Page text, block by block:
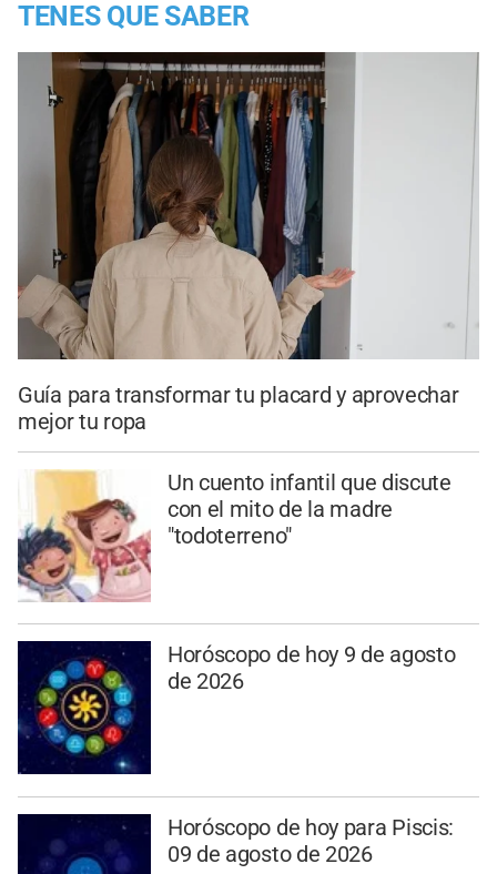
TENES QUE SABER
Guía para transformar tu placard y aprovechar
mejor tu ropa
Un cuento infantil que discute
con el mito de la madre
"todoterreno"
Horóscopo de hoy 9 de agosto
de 2026
Horóscopo de hoy para Piscis:
09 de agosto de 2026